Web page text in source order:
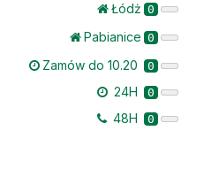
Łódż 0
Pabianice 0
Zamów do 10.20 0
24H 0
48H 0